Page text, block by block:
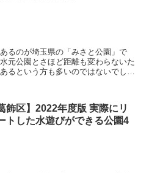
るのが埼玉県の「みさと公園」で
元公園とさほど距離も変わらないた
るという方も多いのではないでしょ
飾区】2022年度版 実際にリ
トした水遊びができる公園4